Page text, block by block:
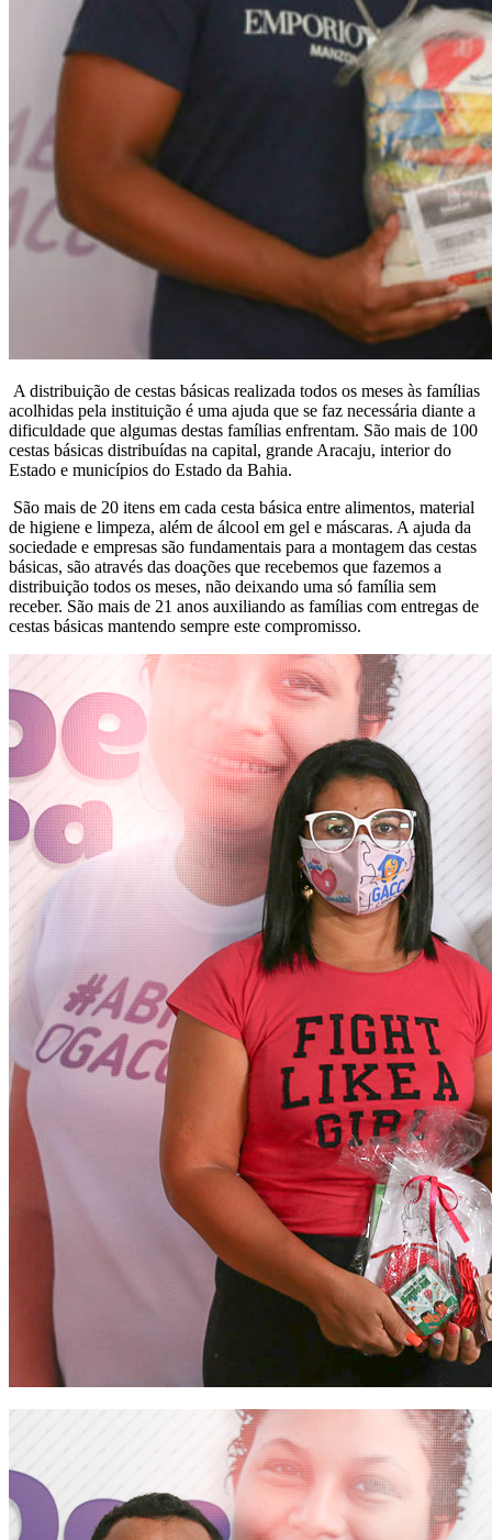
A distribuição de cestas básicas realizada todos os meses às famílias
acolhidas pela instituição é uma ajuda que se faz necessária diante a
dificuldade que algumas destas famílias enfrentam. São mais de 100
cestas básicas distribuídas na capital, grande Aracaju, interior do
Estado e municípios do Estado da Bahia.
São mais de 20 itens em cada cesta básica entre alimentos, material
de higiene e limpeza, além de álcool em gel e máscaras. A ajuda da
sociedade e empresas são fundamentais para a montagem das cestas
básicas, são através das doações que recebemos que fazemos a
distribuição todos os meses, não deixando uma só família sem
receber. São mais de 21 anos auxiliando as famílias com entregas de
cestas básicas mantendo sempre este compromisso.